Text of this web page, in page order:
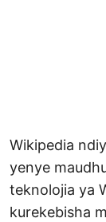
Wikipedia
yenye
teknolojia ya
kurekebisha